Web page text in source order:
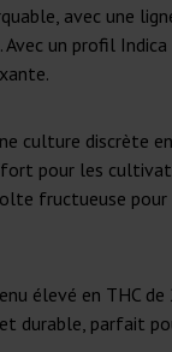
avec une
un profil Indica
culture discrète en
pour les
fructueuse pour
élevé en THC de
durable, parfait